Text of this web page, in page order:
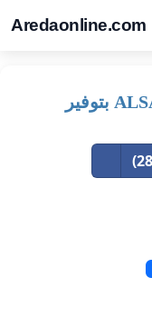
Aredaonline.com
سكان املاك البرنوصي يطالبون ALSA بتوفير